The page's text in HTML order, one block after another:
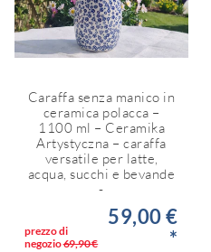
Caraffa senza manico in
ceramica polacca –
1100 ml – Ceramika
Artystyczna – caraffa
versatile per latte,
acqua, succhi e bevande
-
prezzo di
negozio69,90 €
59,00 €
*